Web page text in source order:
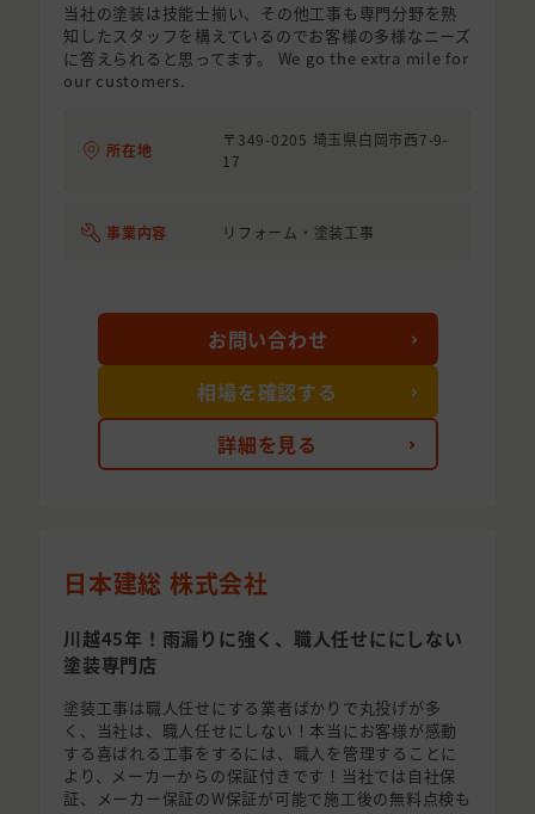
当社の塗装は技能士揃い、その他工事も専門分野を熟
知したスタッフを構えているのでお客様の多様なニーズ
に答えられると思ってます。 We go the extra mile for
our customers.
所在地
〒349-0205 埼玉県白岡市西7-9-
17
事業内容 リフォーム・塗装工事
詳細を見る
お問い合わせ
相場を確認する
日本建総 株式会社
川越45年！雨漏りに強く、職人任せににしない
塗装専門店
塗装工事は職人任せにする業者ばかりで丸投げが多
く、当社は、職人任せにしない！本当にお客様が感動
する喜ばれる工事をするには、職人を管理することに
より、メーカーからの保証付きです！当社では自社保
証、メーカー保証のW保証が可能で施工後の無料点検も